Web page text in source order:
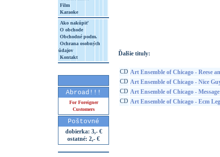
Film
Karaoke
Ako nakúpiť
O obchode
Obchodné podm.
Ochrana osobných
údajov
Kontakt
Abroad!!!
For Foreigner
Customers
Poštovné
dobierka: 3,- €
ostatné: 2,- €
Ďalšie tituly:
CD Art Ensemble of Chicago - Reese
CD Art Ensemble of Chicago - Nice
CD Art Ensemble of Chicago -
CD Art Ensemble of Chicago - Ecm